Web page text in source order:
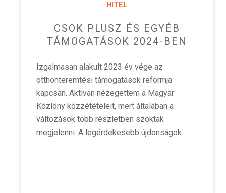
HITEL
CSOK PLUSZ ÉS EGYÉB
TÁMOGATÁSOK 2024-BEN
Izgalmasan alakult 2023 év vége az
otthonteremtési támogatások reformja
kapcsán. Aktívan nézegettem a Magyar
Közlöny közzétételeit, mert általában a
változások több részletben szoktak
megjelenni. A legérdekesebb újdonságok…